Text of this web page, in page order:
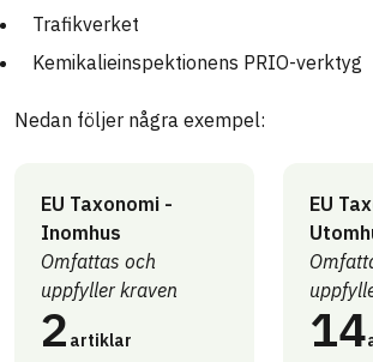
Trafikverket
Kemikalieinspektionens PRIO-verktyg
Nedan följer några exempel:
EU Taxonomi -
Inomhus
Omfattas och
uppfyller kraven
2 artiklar
EU
14